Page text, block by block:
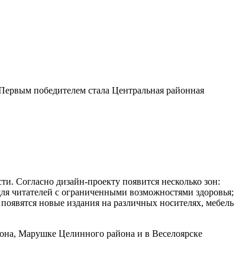
победителем стала Центральная районная
Согласно дизайн-проекту появится несколько зон:
читателей с ограниченными возможностями здоровья;
новые издания на различных носителях, мебель
Марушке Целинного района и в Веселоярске